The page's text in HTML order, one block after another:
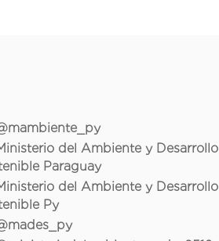
del Ambiente y Desarrollo
Paraguay
del Ambiente y Desarrollo
Py